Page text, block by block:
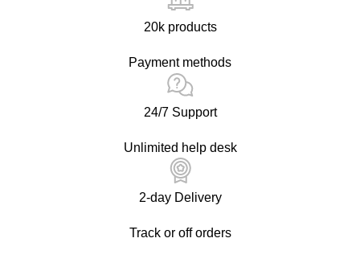
20k products
Payment methods
24/7 Support
Unlimited help desk
2-day Delivery
Track or off orders